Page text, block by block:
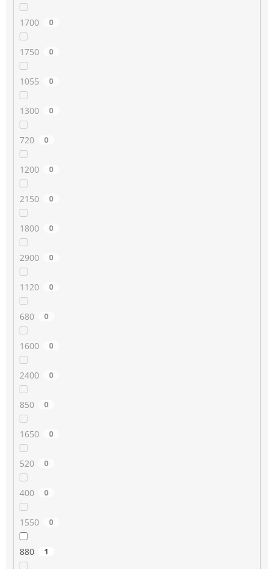
1700 0
1750 0
1055 0
1300 0
720 0
1200 0
2150 0
1800 0
2900 0
1120 0
680 0
1600 0
2400 0
850 0
1650 0
520 0
400 0
1550 0
880 1